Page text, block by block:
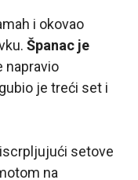
i okovao
Španac je
napravio
je treći set i
setove
na